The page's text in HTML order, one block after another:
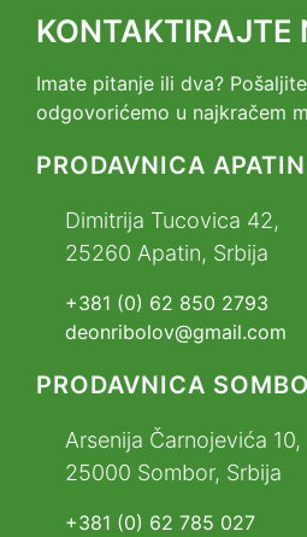
KONTAKTIRAJTE
Imate pitanje ili dva?
odgovorićemo u najkračem
PRODAVNICA APATIN
Dimitrija Tucovica 42,
25260 Apatin, Srbija
+381 (0) 62 850 2793
deonribolov@gmail.com
PRODAVNICA
Arsenija Čarnojevića 10,
25000 Sombor, Srbija
+381 (0) 62 785 027